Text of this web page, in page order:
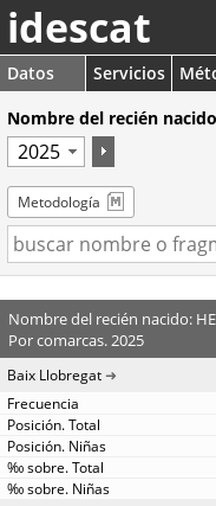
idescat
Datos Servicios
Nombre del recién
Metodología
Nombre del recién nacido:
Por comarcas. 2025
Baix Llobregat